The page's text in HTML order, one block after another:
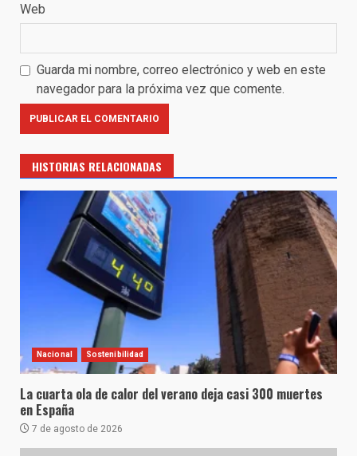
Web
Guarda mi nombre, correo electrónico y web en este
navegador para la próxima vez que comente.
HISTORIAS RELACIONADAS
Nacional Sostenibilidad
La cuarta ola de calor del verano deja casi 300 muertes
en España
7 de agosto de 2026